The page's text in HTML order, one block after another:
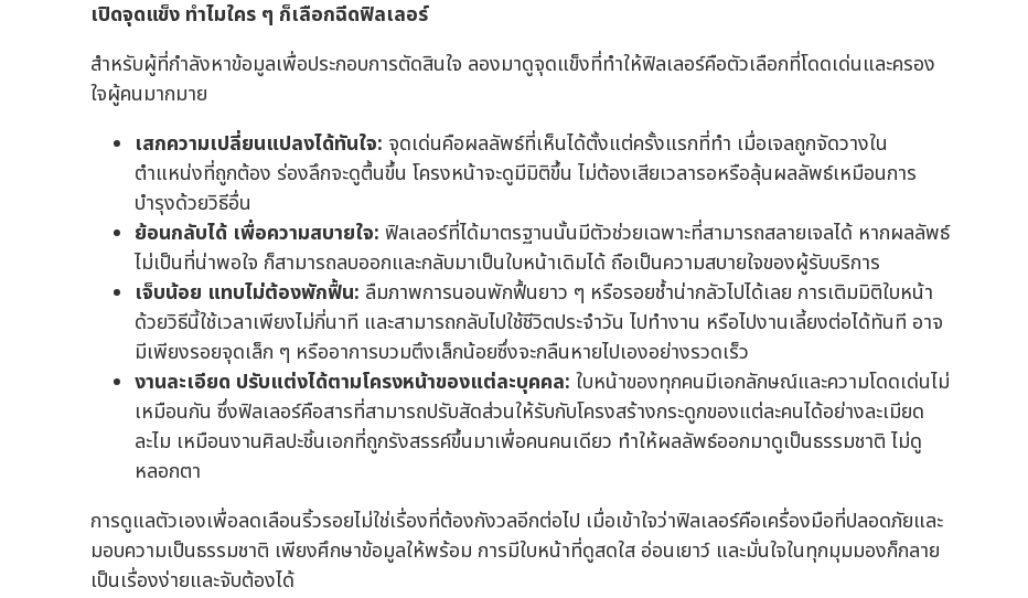
เปิดจุดแข็ง ทำไมใคร ๆ ก็เลือกฉีดฟิลเลอร์
สำหรับผู้ที่กำลังหาข้อมูลเพื่อประกอบการตัดสินใจ ลองมาดูจุดแข็งที่ทำให้ฟิลเลอร์คือตัวเลือกที่โดดเด่นและครอง
ใจผู้คนมากมาย
เสกความเปลี่ยนแปลงได้ทันใจ: จุดเด่นคือผลลัพธ์ที่เห็นได้ตั้งแต่ครั้งแรกที่ทำ เมื่อเจลถูกจัดวางใน
ตำแหน่งที่ถูกต้อง ร่องลึกจะดูตื้นขึ้น โครงหน้าจะดูมีมิติขึ้น ไม่ต้องเสียเวลารอหรือลุ้นผลลัพธ์เหมือนการ
บำรุงด้วยวิธีอื่น
ย้อนกลับได้ เพื่อความสบายใจ: ฟิลเลอร์ที่ได้มาตรฐานนั้นมีตัวช่วยเฉพาะที่สามารถสลายเจลได้ หากผลลัพธ์
ไม่เป็นที่น่าพอใจ ก็สามารถลบออกและกลับมาเป็นใบหน้าเดิมได้ ถือเป็นความสบายใจของผู้รับบริการ
เจ็บน้อย แทบไม่ต้องพักฟื้น: ลืมภาพการนอนพักฟื้นยาว ๆ หรือรอยช้ำน่ากลัวไปได้เลย การเติมมิติใบหน้า
ด้วยวิธีนี้ใช้เวลาเพียงไม่กี่นาที และสามารถกลับไปใช้ชีวิตประจำวัน ไปทำงาน หรือไปงานเลี้ยงต่อได้ทันที อาจ
มีเพียงรอยจุดเล็ก ๆ หรืออาการบวมตึงเล็กน้อยซึ่งจะกลืนหายไปเองอย่างรวดเร็ว
งานละเอียด ปรับแต่งได้ตามโครงหน้าของแต่ละบุคคล: ใบหน้าของทุกคนมีเอกลักษณ์และความโดดเด่นไม่
เหมือนกัน ซึ่งฟิลเลอร์คือสารที่สามารถปรับสัดส่วนให้รับกับโครงสร้างกระดูกของแต่ละคนได้อย่างละเมียด
ละไม เหมือนงานศิลปะชิ้นเอกที่ถูกรังสรรค์ขึ้นมาเพื่อคนคนเดียว ทำให้ผลลัพธ์ออกมาดูเป็นธรรมชาติ ไม่ดู
หลอกตา
การดูแลตัวเองเพื่อลดเลือนริ้วรอยไม่ใช่เรื่องที่ต้องกังวลอีกต่อไป เมื่อเข้าใจว่าฟิลเลอร์คือเครื่องมือที่ปลอดภัยและ
มอบความเป็นธรรมชาติ เพียงศึกษาข้อมูลให้พร้อม การมีใบหน้าที่ดูสดใส อ่อนเยาว์ และมั่นใจในทุกมุมมองก็กลาย
เป็นเรื่องง่ายและจับต้องได้